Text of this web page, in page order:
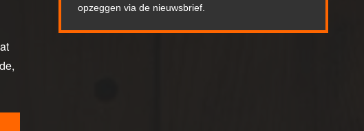
opzeggen via de nieuwsbrief.